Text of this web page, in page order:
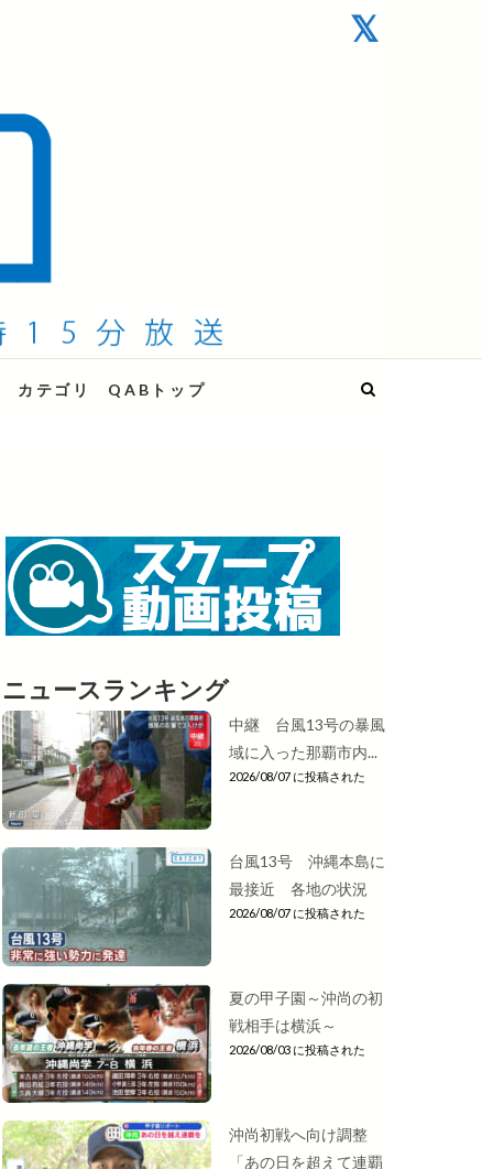
カテゴリ QABトップ
ニュースランキング
中継 台風13号の暴風
域に入った那覇市内...
2026/08/07 に投稿された
台風13号 沖縄本島に
最接近 各地の状況
2026/08/07 に投稿された
夏の甲子園～沖尚の初
戦相手は横浜～
2026/08/03 に投稿された
沖尚初戦へ向け調整
「あの日を超えて連覇